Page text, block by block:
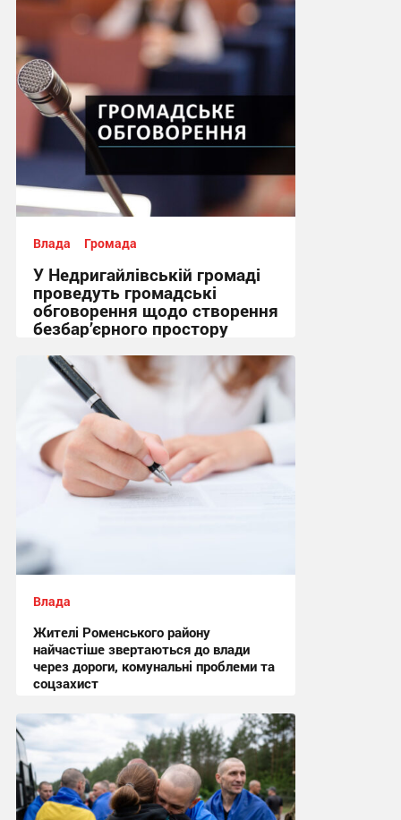
Влада Громада
У Недригайлівській громаді
проведуть громадські
обговорення щодо створення
безбар’єрного простору
08:05 сьогодні
Влада
Жителі Роменського району
найчастіше звертаються до влади
через дороги, комунальні проблеми та
соцзахист